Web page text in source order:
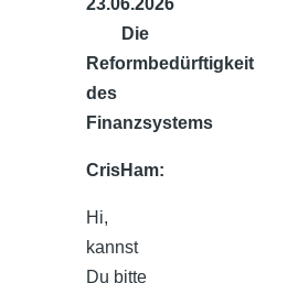
Die
Reformbedürftigkeit
des
Finanzsystems
CrisHam:
Hi,
kannst
Du bitte